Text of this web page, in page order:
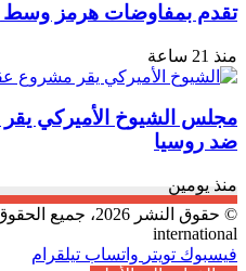
تقدم بمفاوضات هرمز وسط
منذ 21 ساعة
مجلس الشيوخ الأميركي
ضد روسيا
منذ يومين
© حقوق النشر 2026، جميع الحقوق محفوظة |
international
فيسبوك تويتر واتساب تيلقرام